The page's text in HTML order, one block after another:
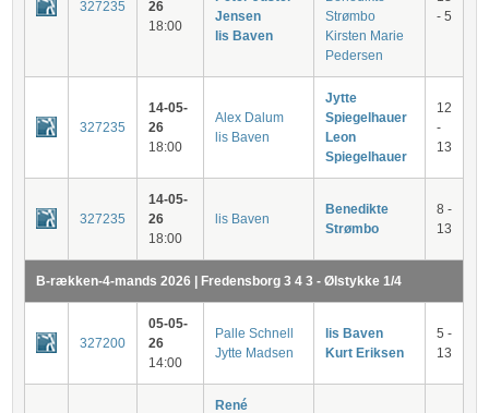
327235
26
18:00
Jensen
lis Baven
Strømbo
Kirsten Marie
Pedersen
- 5
327235
14-05-
26
18:00
Alex Dalum
lis Baven
Jytte
Spiegelhauer
Leon
Spiegelhauer
12
-
13
327235
14-05-
26
18:00
lis Baven
Benedikte
Strømbo
8 -
13
B-rækken-4-mands 2026 | Fredensborg 3 4 3 - Ølstykke 1/4
327200
05-05-
26
14:00
Palle Schnell
Jytte Madsen
lis Baven
Kurt Eriksen
5 -
13
René